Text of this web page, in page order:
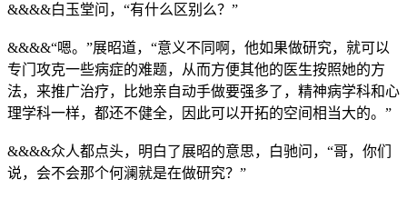
&&&&白玉堂问，“有什么区别么？”
&&&&“嗯。”展昭道，“意义不同啊，他如果做研究，就可以
专门攻克一些病症的难题，从而方便其他的医生按照她的方
法，来推广治疗，比她亲自动手做要强多了，精神病学科和心
理学科一样，都还不健全，因此可以开拓的空间相当大的。”
&&&&众人都点头，明白了展昭的意思，白驰问，“哥，你们
说，会不会那个何澜就是在做研究？”